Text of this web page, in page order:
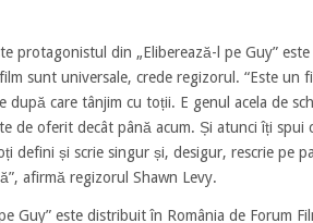
protagonistul din „Eliberează-l pe Guy”
sunt universale, crede regizorul. “Este un
după care tânjim cu toții. E genul acela de
de oferit decât până acum. Și atunci îți spui
defini și scrie singur și, desigur, rescrie pe
afirmă regizorul Shawn Levy.
Guy” este distribuit în România de Forum